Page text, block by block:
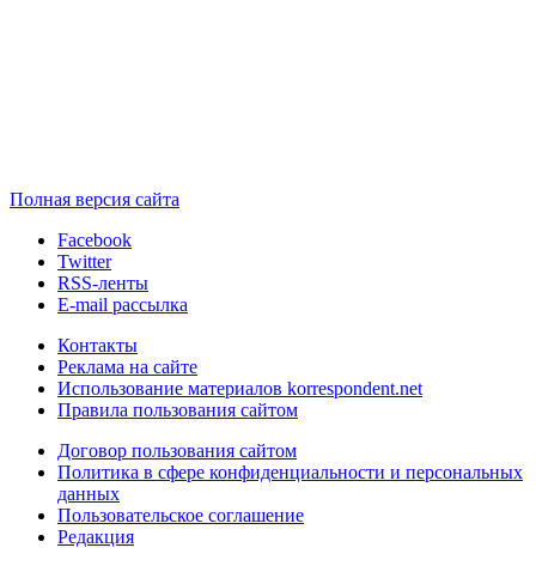
Полная версия сайта
Facebook
Twitter
RSS-ленты
E-mail рассылка
Контакты
Реклама на сайте
Использование материалов korrespondent.net
Правила пользования сайтом
Договор пользования сайтом
Политика в сфере конфиденциальности и персональных
данных
Пользовательское соглашение
Редакция